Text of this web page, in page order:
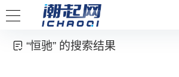
“恒驰” 的搜索结果